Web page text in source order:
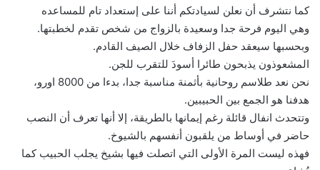
كما نتشرف أن نعلن لسيادتكم أننا على إستعداد تام للمساعده
وهي اليوم فرحة جدا وسعيدة بالزواج من شخص تقدم لخطبتها.
وبحسبها سيعقد حفل الزفاف خلال الصيف القادم.
المشعوذون يذبحون طائرا أسودَ للتقرب للجن.
نحن نعد طلاسم روحانية بأثمنة مناسبة جدا، بدءا من 8000 اورو،
هدفنا هو الجمع بين الحبيبين.
وتتحدث انفال قائلة رغم إيمانها بالطريقة، إلا أنها تعرف أن النصب
حاضر في أوساط من يلقبون أنفسهم بالشيوخ.
فهذه ليست المرة الأولى التي اتصلت فيها بشيخ يجلب الحبيب كما